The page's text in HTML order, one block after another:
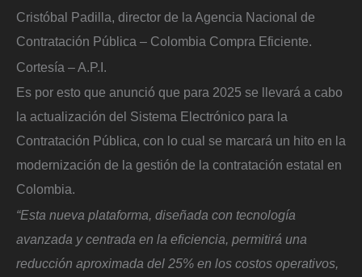
Cristóbal Padilla, director de la Agencia Nacional de
Contratación Pública – Colombia Compra Eficiente.
Cortesía – A.P.I.
Es por esto que anunció que para 2025 se llevará a cabo
la actualización del Sistema Electrónico para la
Contratación Pública, con lo cual se marcará un hito en la
modernización de la gestión de la contratación estatal en
Colombia.
“Esta nueva plataforma, diseñada con tecnología
avanzada y centrada en la eficiencia, permitirá una
reducción aproximada del 25% en los costos operativos,